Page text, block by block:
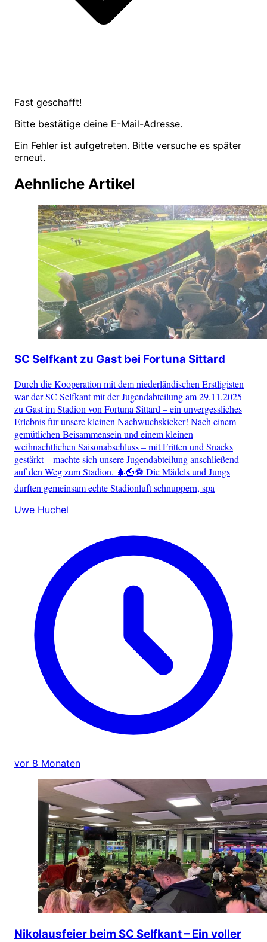
Fast geschafft!
Bitte bestätige deine E-Mail-Adresse.
Ein Fehler ist aufgetreten. Bitte versuche es später
erneut.
Aehnliche Artikel
SC Selfkant zu Gast bei Fortuna Sittard
Durch die Kooperation mit dem niederländischen Erstligisten
war der SC Selfkant mit der Jugendabteilung am 29.11.2025
zu Gast im Stadion von Fortuna Sittard – ein unvergessliches
Erlebnis für unsere kleinen Nachwuchskicker! Nach einem
gemütlichen Beisammensein und einem kleinen
weihnachtlichen Saisonabschluss – mit Fritten und Snacks
gestärkt – machte sich unsere Jugendabteilung anschließend
auf den Weg zum Stadion. 🎄🍟⚽ Die Mädels und Jungs
durften gemeinsam echte Stadionluft schnuppern, spa
Uwe Huchel
vor 8 Monaten
Nikolausfeier beim SC Selfkant – Ein voller